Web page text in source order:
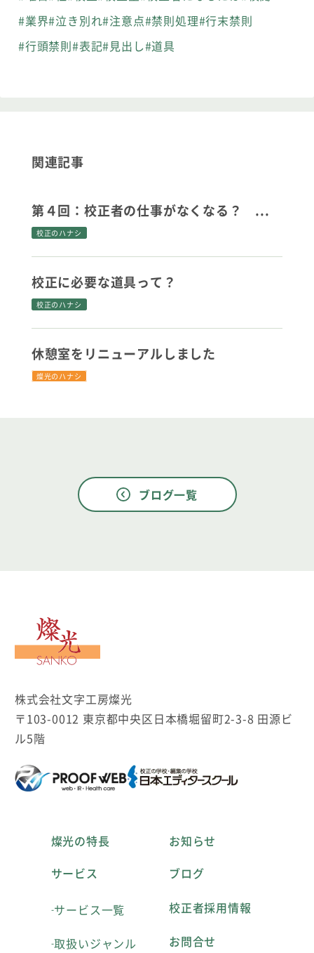
#業界#泣き別れ#注意点#禁則処理#行末禁則
#行頭禁則#表記#見出し#道具
関連記事
第４回：校正者の仕事がなくなる？ ...
校正のハナシ
校正に必要な道具って？
校正のハナシ
休憩室をリニューアルしました
燦光のハナシ
ブログ一覧
文字工房燦光
株式会社文字工房燦光
〒103-0012 東京都中央区日本橋堀留町2-3-8 田源ビ
ル5階
燦光の特長
サービス
サービス一覧
取扱いジャンル
お知らせ
ブログ
校正者採用情報
お問合せ